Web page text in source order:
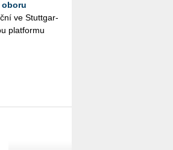
oboru
ve Stutt­gar­
plat­for­mu